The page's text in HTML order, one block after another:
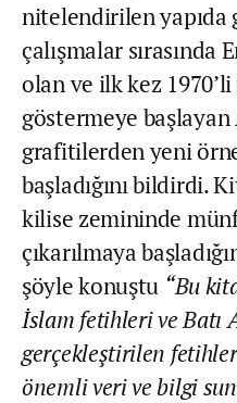
nitelendirilen
çalışmalar
olan ve ilk kez
göstermeye
grafitilerden yeni
başladığını bildirdi.
kilise zemininde
çıkarılmaya
şöyle konuştu “Bu
İslam fetihleri ve Batı
gerçekleştirilen
önemli veri ve bilgi